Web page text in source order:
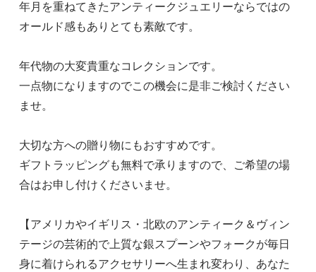
年月を重ねてきたアンティークジュエリーならではの
オールド感もありとても素敵です。
年代物の大変貴重なコレクションです。
一点物になりますのでこの機会に是非ご検討ください
ませ。
大切な方への贈り物にもおすすめです。
ギフトラッピングも無料で承りますので、ご希望の場
合はお申し付けくださいませ。
【アメリカやイギリス・北欧のアンティーク＆ヴィン
テージの芸術的で上質な銀スプーンやフォークが毎日
身に着けられるアクセサリーへ生まれ変わり、あなた